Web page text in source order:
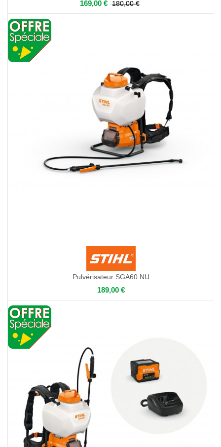
169,00 € 180,00 €
Pulvérisateur SGA60 NU
189,00 €